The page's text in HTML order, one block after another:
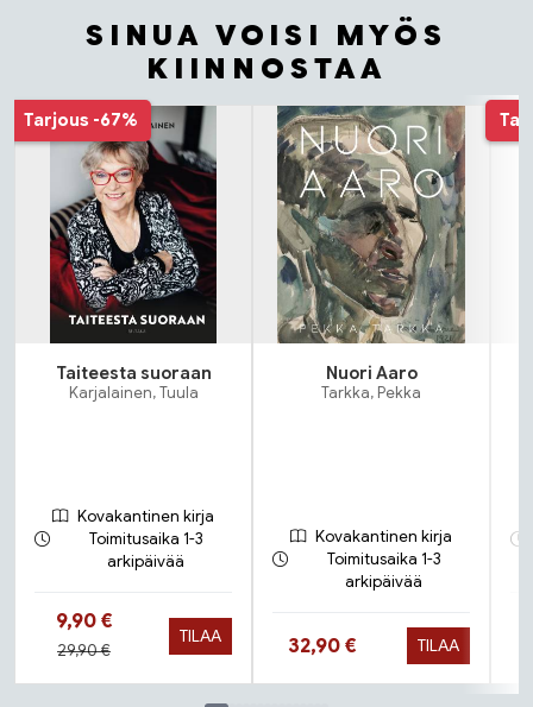
SINUA VOISI MYÖS
KIINNOSTAA
Tuoteluettelon alku
Tarjous -67%
Taiteesta suoraan
Karjalainen, Tuula
Kovakantinen kirja
Toimitusaika 1-3
arkipäivää
Hinta nyt
9,90 €
Hinta aiemmin
29,90 €
TILAA
Nuori Aaro
Tarkka, Pekka
Kovakantinen kirja
Toimitusaika 1-3
arkipäivää
Hinta nyt
32,90 € TILAA